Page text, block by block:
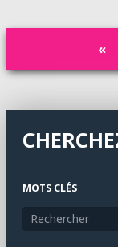
«
MOTS CLÉS